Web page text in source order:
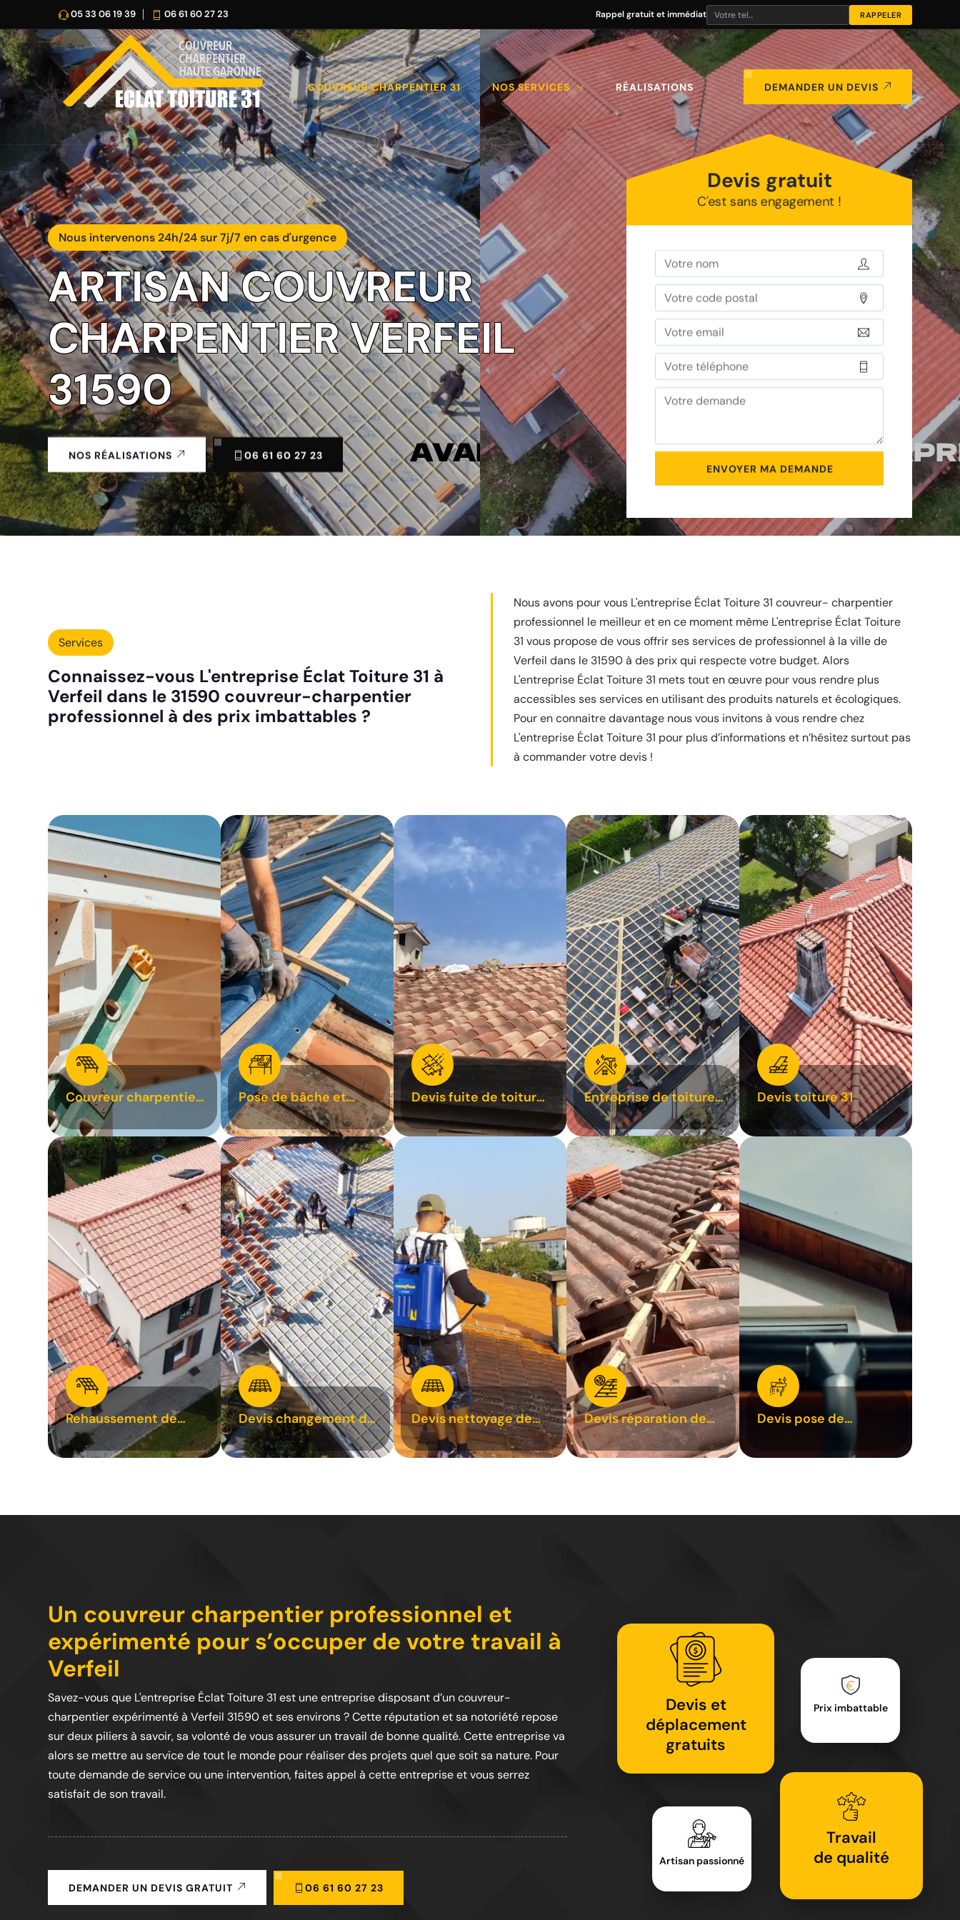
05 33 06 19 39 06 61 60 27 23 Rappel gratuit et immédiat
COUVREUR CHARPENTIER 31 NOS SERVICES RÉALISATIONS DEMANDER UN DEVIS
Nous intervenons 24h/24 sur 7j/7 en cas d'urgence
ARTISAN COUVREUR
CHARPENTIER VERFEIL
31590
NOS RÉALISATIONS 06 61 60 27 23
Devis gratuit
C'est sans engagement !
Services
Connaissez-vous L'entreprise Éclat Toiture 31 à
Verfeil dans le 31590 couvreur-charpentier
professionnel à des prix imbattables ?
Nous avons pour vous L'entreprise Éclat Toiture 31 couvreur- charpentier
professionnel le meilleur et en ce moment même L'entreprise Éclat Toiture
31 vous propose de vous offrir ses services de professionnel à la ville de
Verfeil dans le 31590 à des prix qui respecte votre budget. Alors
L'entreprise Éclat Toiture 31 mets tout en œuvre pour vous rendre plus
accessibles ses services en utilisant des produits naturels et écologiques.
Pour en connaitre davantage nous vous invitons à vous rendre chez
L'entreprise Éclat Toiture 31 pour plus d’informations et n’hésitez surtout pas
à commander votre devis !
Couvreur charpentier
31
Pose de bâche et
bâchage de toiture 31
Devis fuite de toiture
31
Entreprise de toiture
31
Devis toiture 31
Rehaussement de
toiture 31
Devis changement de
tuile 31
Devis nettoyage de
toiture 31
Devis réparation de
toiture 31
Devis pose de
Un couvreur charpentier professionnel et
expérimenté pour s’occuper de votre travail à
Verfeil
Savez-vous que L'entreprise Éclat Toiture 31 est une entreprise disposant d’un couvreur-
charpentier expérimenté à Verfeil 31590 et ses environs ? Cette réputation et sa notoriété repose
sur deux piliers à savoir, sa volonté de vous assurer un travail de bonne qualité. Cette entreprise va
alors se mettre au service de tout le monde pour réaliser des projets quel que soit sa nature. Pour
toute demande de service ou une intervention, faites appel à cette entreprise et vous serrez
satisfait de son travail.
Devis et
déplacement
gratuits
Artisan passionné
Prix imbattable
Travail
de qualité
DEMANDER UN DEVIS GRATUIT 06 61 60 27 23